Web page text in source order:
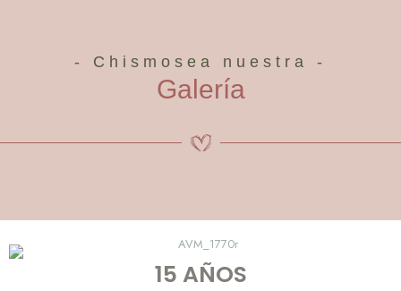
- Chismosea nuestra -
Galería
15 AÑOS